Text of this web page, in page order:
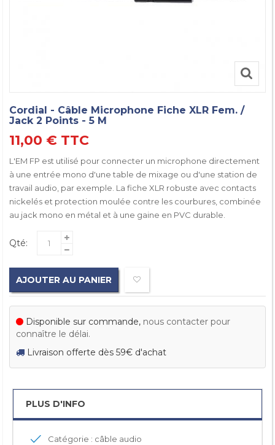
Cordial - Câble Microphone Fiche XLR Fem. /
Jack 2 Points - 5 M
11,00 € TTC
L'EM FP est utilisé pour connecter un microphone directement
à une entrée mono d'une table de mixage ou d'une station de
travail audio, par exemple. La fiche XLR robuste avec contacts
nickelés et protection moulée contre les courbures, combinée
au jack mono en métal et à une gaine en PVC durable.
Qté:
AJOUTER AU PANIER
Disponible sur commande, nous contacter pour
connaître le délai.
Livraison offerte dès 59€ d'achat
PLUS D'INFO
Catégorie : câble audio